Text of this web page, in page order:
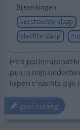
Bijwerkingen
verstoorde slaap
slechte slaap
Heb
pijn in mijn
lopen s'nachts pijn
geef mening